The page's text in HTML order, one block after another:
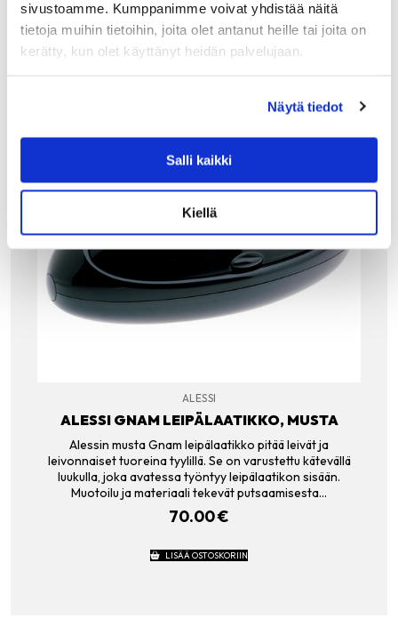
sivustoamme. Kumppanimme voivat yhdistää näitä
tietoja muihin tietoihin, joita olet antanut heille tai joita on
kerätty, kun olet käyttänyt heidän palvelujaan.
Näytä tiedot
Salli kaikki
Kiellä
Tutustu myös
ALESSI
ALESSI GNAM LEIPÄLAATIKKO, MUSTA
Alessin musta Gnam leipälaatikko pitää leivät ja
leivonnaiset tuoreina tyylillä. Se on varustettu kätevällä
luukulla, joka avatessa työntyy leipälaatikon sisään.
Muotoilu ja materiaali tekevät putsaamisesta…
70.00€
LISÄÄ OSTOSKORIIN